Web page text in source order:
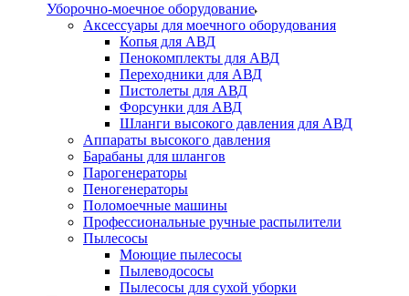
Уборочно-моечное оборудование
Аксессуары для моечного оборудования
Копья для АВД
Пенокомплекты для АВД
Переходники для АВД
Пистолеты для АВД
Форсунки для АВД
Шланги высокого давления для АВД
Аппараты высокого давления
Барабаны для шлангов
Парогенераторы
Пеногенераторы
Поломоечные машины
Профессиональные ручные распылители
Пылесосы
Моющие пылесосы
Пылеводососы
Пылесосы для сухой уборки